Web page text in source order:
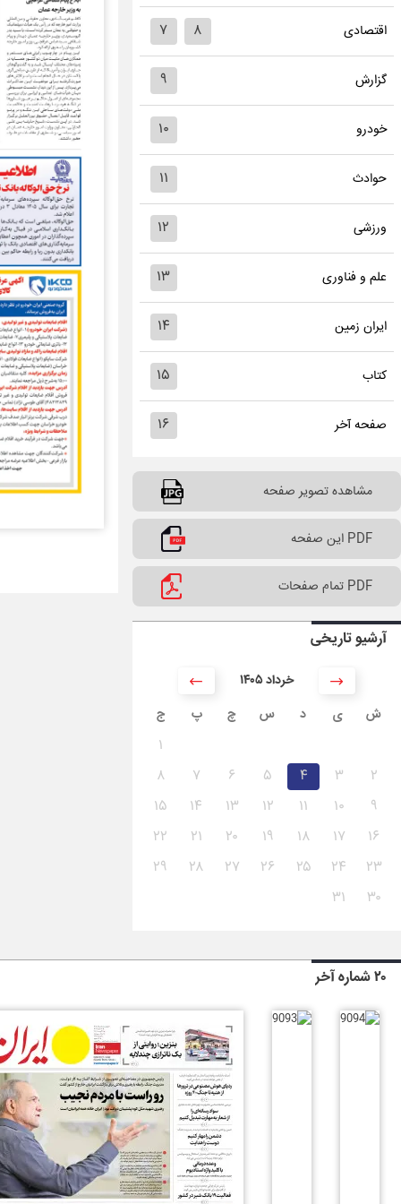
اقتصادی ۷ ۸
گزارش ۹
خودرو ۱۰
حوادث ۱۱
ورزشی ۱۲
علم و فناوری ۱۳
ایران زمین ۱۴
کتاب ۱۵
صفحه آخر ۱۶
مشاهده تصویر صفحه
PDF این صفحه
PDF تمام صفحات
آرشیو تاریخی
۱۴۰۵ خرداد
ش
ی د س چ پ ج
۱
۲
۳ ۴ ۵ ۶ ۷
۸
۹
۱۰ ۱۱ ۱۲ ۱۳ ۱۴
۱۵
۱۶
۱۷ ۱۸ ۱۹ ۲۰ ۲۱
۲۲
۲۳
۲۴ ۲۵ ۲۶ ۲۷ ۲۸
۲۹
۳۰
۳۱
۲۰ شماره آخر